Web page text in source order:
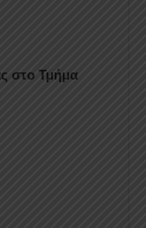
στο Τμήμα